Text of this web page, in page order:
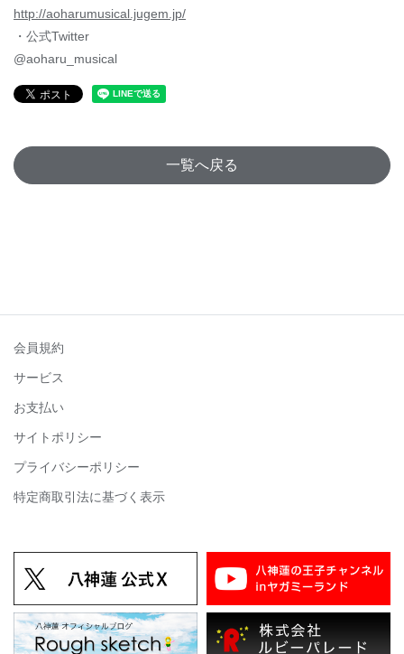
http://aoharumusical.jugem.jp/
・公式Twitter
@aoharu_musical
一覧へ戻る
会員規約
サービス
お支払い
サイトポリシー
プライバシーポリシー
特定商取引法に基づく表示